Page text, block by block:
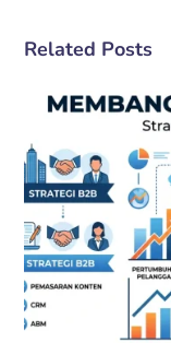
Related Posts